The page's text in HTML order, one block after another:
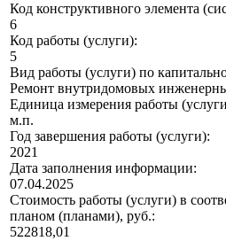
Код конструктивного элемента
6
Код работы (услуги):
5
Вид работы (услуги) по
Ремонт внутридомовых
Единица измерения работы
м.п.
Год завершения работы (услуги):
2021
Дата заполнения информации:
07.04.2025
Стоимость работы (услуги) в
планом (планами), руб.:
522818,01